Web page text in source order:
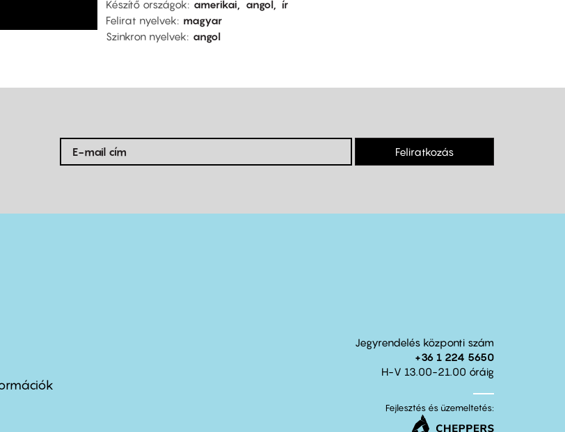
Készítő országok
amerikai angol
ír
Felirat nyelvek
magyar
Szinkron nyelvek
angol
Feliratkozás
Jegyrendelés központi szám
+36 1 224 5650
H-V 13.00-21.00 óráig
Fejlesztés és üzemeltetés: